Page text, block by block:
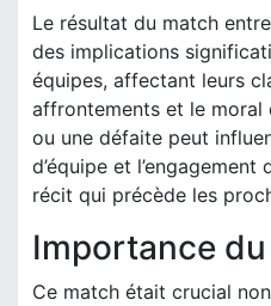
Le résultat du match entre
des implications
équipes, affectant leurs
affrontements et le moral
ou une défaite peut
d’équipe et
récit qui précède les
Importance
Ce match était crucial